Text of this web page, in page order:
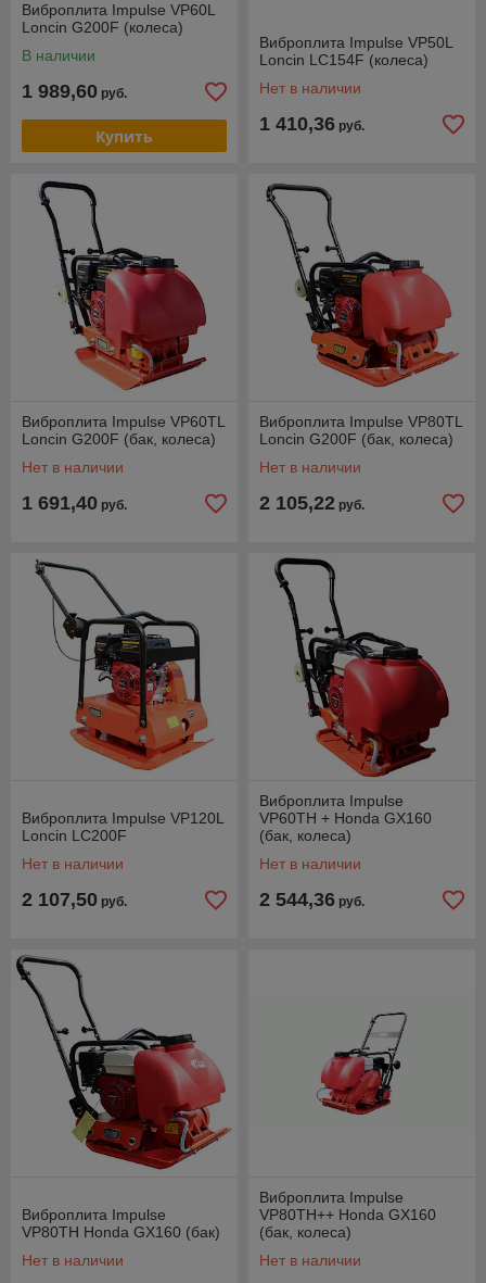
Виброплита Impulse VP60L
Loncin G200F (колеса)
В наличии
1 989,60 руб.
Купить
Виброплита Impulse VP50L
Loncin LC154F (колеса)
Нет в наличии
1 410,36 руб.
Виброплита Impulse VP60TL
Loncin G200F (бак, колеса)
Нет в наличии
1 691,40 руб.
Виброплита Impulse VP80TL
Loncin G200F (бак, колеса)
Нет в наличии
2 105,22 руб.
Виброплита Impulse VP120L
Loncin LC200F
Нет в наличии
2 107,50 руб.
Виброплита Impulse
VP60TH + Honda GX160
(бак, колеса)
Нет в наличии
2 544,36 руб.
Виброплита Impulse
VP80TH Honda GX160 (бак)
Нет в наличии
Виброплита Impulse
VP80TH++ Honda GX160
(бак, колеса)
Нет в наличии